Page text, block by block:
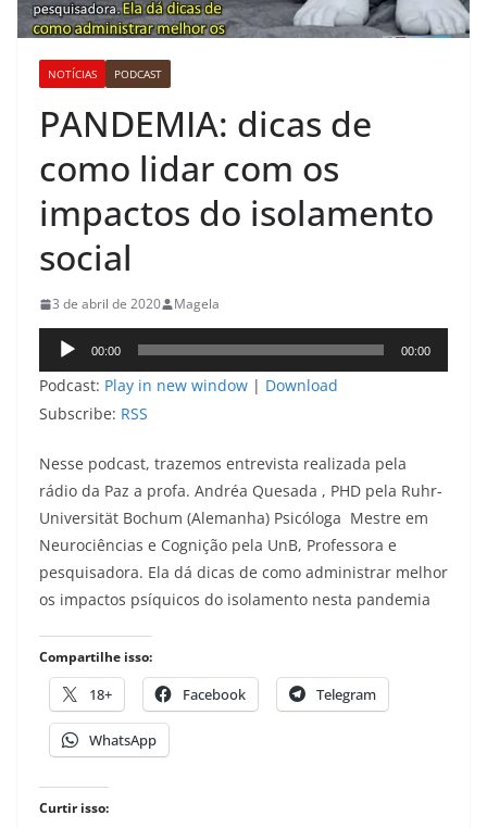
NOTÍCIAS PODCAST
PANDEMIA: dicas de
como lidar com os
impactos do isolamento
social
3 de abril de 2020 Magela
Tocador
de
áudio
00:00 00:00
Podcast: Play in new window | Download
Subscribe: RSS
Nesse podcast, trazemos entrevista realizada pela
rádio da Paz a profa. Andréa Quesada , PHD pela Ruhr-
Universität Bochum (Alemanha) Psicóloga Mestre em
Neurociências e Cognição pela UnB, Professora e
pesquisadora. Ela dá dicas de como administrar melhor
os impactos psíquicos do isolamento nesta pandemia
Compartilhe isso:
18+ Facebook Telegram
WhatsApp
Curtir isso: